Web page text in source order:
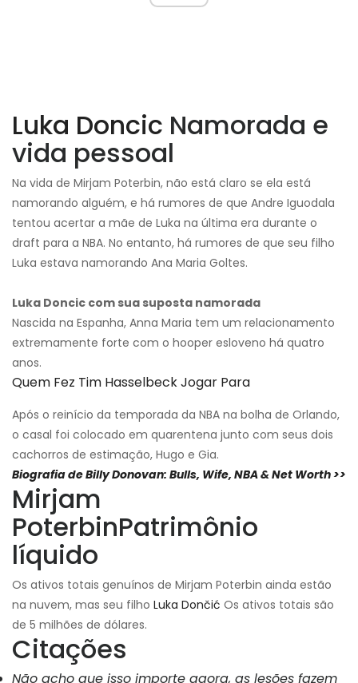
Luka Doncic Namorada e
vida pessoal
Na vida de Mirjam Poterbin, não está claro se ela está
namorando alguém, e há rumores de que Andre Iguodala
tentou acertar a mãe de Luka na última era durante o
draft para a NBA. No entanto, há rumores de que seu filho
Luka estava namorando Ana Maria Goltes.
Luka Doncic com sua suposta namorada
Nascida na Espanha, Anna Maria tem um relacionamento
extremamente forte com o hooper esloveno há quatro
anos.
Quem Fez Tim Hasselbeck Jogar Para
Após o reinício da temporada da NBA na bolha de Orlando,
o casal foi colocado em quarentena junto com seus dois
cachorros de estimação, Hugo e Gia.
Biografia de Billy Donovan: Bulls, Wife, NBA & Net Worth >>
Mirjam
PoterbinPatrimônio
líquido
Os ativos totais genuínos de Mirjam Poterbin ainda estão
na nuvem, mas seu filho Luka Dončić Os ativos totais são
de 5 milhões de dólares.
Citações
Não acho que isso importe agora, as lesões fazem